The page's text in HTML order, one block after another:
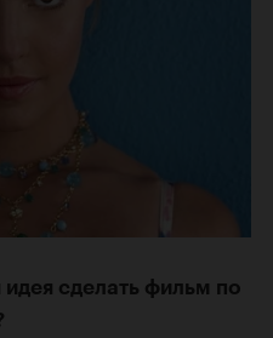
сделать фильм по